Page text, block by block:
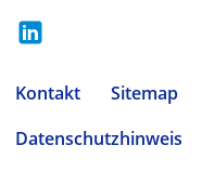
Kontakt Sitemap
Datenschutzhinweis